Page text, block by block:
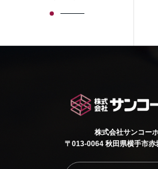
株式会社サンコー
〒013-0064 秋田県横手市赤